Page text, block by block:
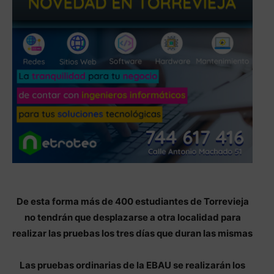
De esta forma más de 400 estudiantes de Torrevieja
no tendrán que desplazarse a otra localidad para
realizar las pruebas los tres días que duran las mismas
Las pruebas ordinarias de la EBAU se realizarán los